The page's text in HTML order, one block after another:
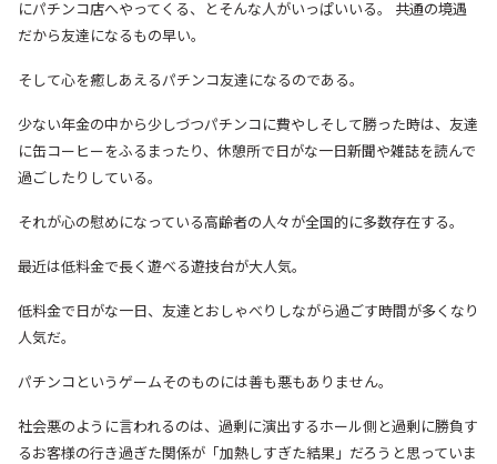
にパチンコ店へやってくる、とそんな人がいっぱいいる。 共通の境遇
だから友達になるもの早い。
そして心を癒しあえるパチンコ友達になるのである。
少ない年金の中から少しづつパチンコに費やしそして勝った時は、友達
に缶コーヒーをふるまったり、休憩所で日がな一日新聞や雑誌を読んで
過ごしたりしている。
それが心の慰めになっている高齢者の人々が全国的に多数存在する。
最近は低料金で長く遊べる遊技台が大人気。
低料金で日がな一日、友達とおしゃべりしながら過ごす時間が多くなり
人気だ。
パチンコというゲームそのものには善も悪もありません。
社会悪のように言われるのは、過剰に演出するホール側と過剰に勝負す
るお客様の行き過ぎた関係が「加熱しすぎた結果」だろうと思っていま